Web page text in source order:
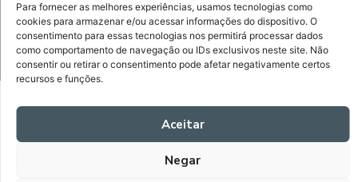
Para fornecer as melhores experiências, usamos tecnologias como
cookies para armazenar e/ou acessar informações do dispositivo. O
consentimento para essas tecnologias nos permitirá processar dados
como comportamento de navegação ou IDs exclusivos neste site. Não
consentir ou retirar o consentimento pode afetar negativamente certos
recursos e funções.
Aceitar
Negar
de
privacidade
e
proteção
de
Oilema – Todos os direitos reservados. Orgulhosamente
desenvolvido porDebaro.
F
a
e
Y
o
t
I
n
t
a
g
a
L
i
k
S
p
t